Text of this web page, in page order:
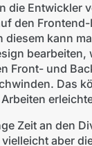
die Entwickler
den
diesem kann
bearbeiten,
Front- und
Das
Zeit an den
aber